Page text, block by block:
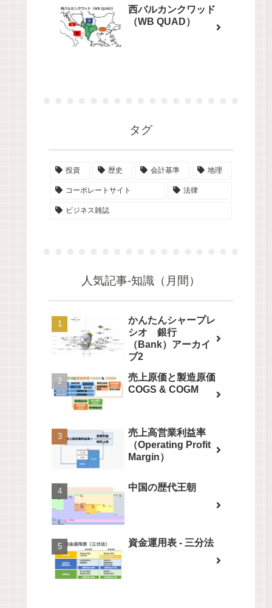
西バルカンクワッド
（WB QUAD）
タグ
投資 歴史 会計基準 地理
コーポレートサイト 法律
ビジネス雑誌
人気記事-知識（月間）
かんたんシャープレ
シオ 銀行
（Bank）アーカイ
ブ2
売上原価と製造原価
COGS & COGM
売上高営業利益率
（Operating Profit
Margin）
中国の歴代王朝
資金運用表 - 三分法